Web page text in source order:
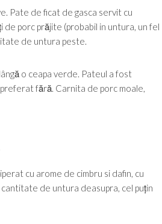
Pate de ficat de gasca servit cu
de porc prăjite (probabil in untura, un fel
de untura peste.
o ceapa verde. Pateul a fost
fără. Carnita de porc moale,
cu arome de cimbru si dafin, cu
de untura deasupra, cel puțin